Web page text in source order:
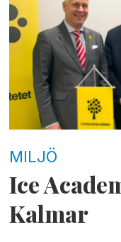
MILJÖ
Ice
Kalmar